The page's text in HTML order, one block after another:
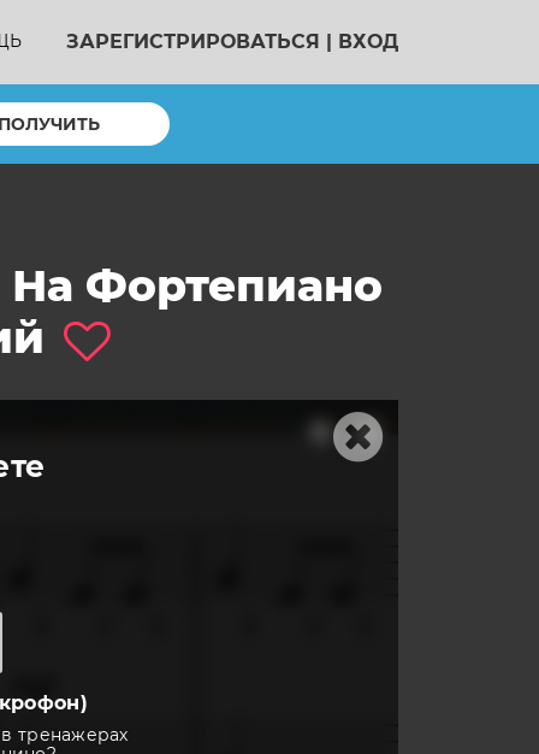
ЗАРЕГИСТРИРОВАТЬСЯ | ВХОД
На Фортепиано
тренажерах